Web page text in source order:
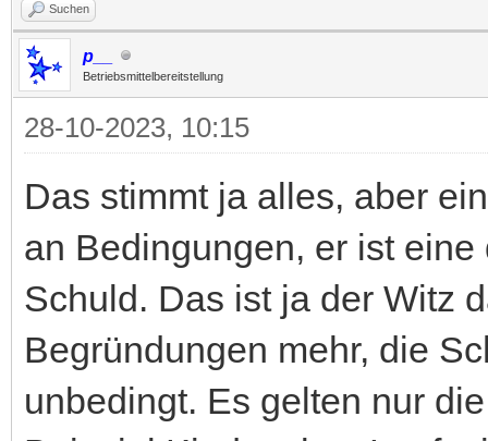
Suchen
p__
Betriebsmittelbereitstellung
28-10-2023, 10:15
Das stimmt ja alles, aber
an Bedingungen, er ist
Schuld. Das ist ja der Witz
Begründungen mehr, die
unbedingt. Es gelten nur